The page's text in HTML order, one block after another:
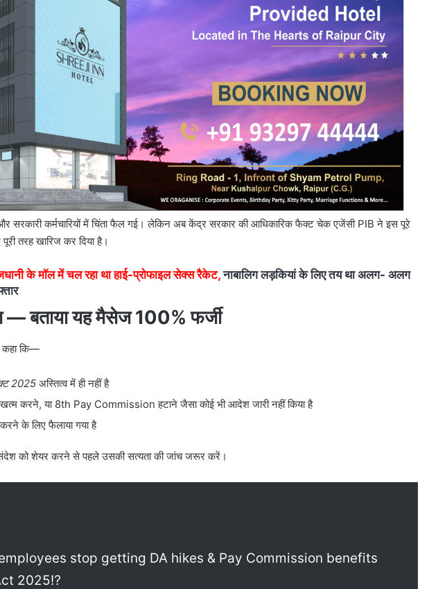
सरकारी कर्मचारियों में चिंता फैल गई। लेकिन अब केंद्र सरकार की आधिकारिक फैक्ट चेक एजेंसी PIB ने इस पूरे
तरह खारिज कर दिया है।
के मॉल में चल रहा था हाई-प्रोफाइल सेक्स रैकेट,नाबालिग लड़कियां के लिए तय था अलग- अलग
— बताया यह मैसेज 100% फर्जी
कि—
2025अस्तित्व में ही नहीं है
करने, या 8th Pay Commission हटाने जैसा कोई भी आदेश जारी नहीं किया है
के लिए फैलाया गया है
संदेश को शेयर करने से पहले उसकी सत्यता की जांच जरूर करें।
stop getting DA hikes & Pay Commission benefits
2025⁉️